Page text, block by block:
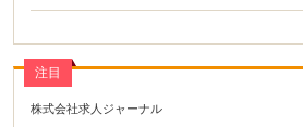
注目
株式会社求人ジャーナル